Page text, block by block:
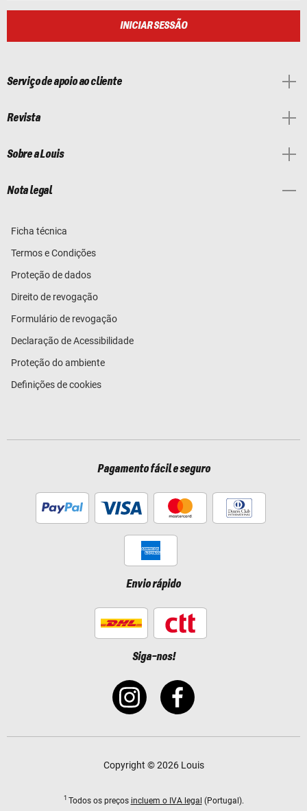
INICIAR SESSÃO
Serviço de apoio ao cliente
Revista
Sobre a Louis
Nota legal
Ficha técnica
Termos e Condições
Proteção de dados
Direito de revogação
Formulário de revogação
Declaração de Acessibilidade
Proteção do ambiente
Definições de cookies
Pagamento fácil e seguro
Envio rápido
Siga-nos!
Copyright © 2026 Louis
1 Todos os preços incluem o IVA legal (Portugal).